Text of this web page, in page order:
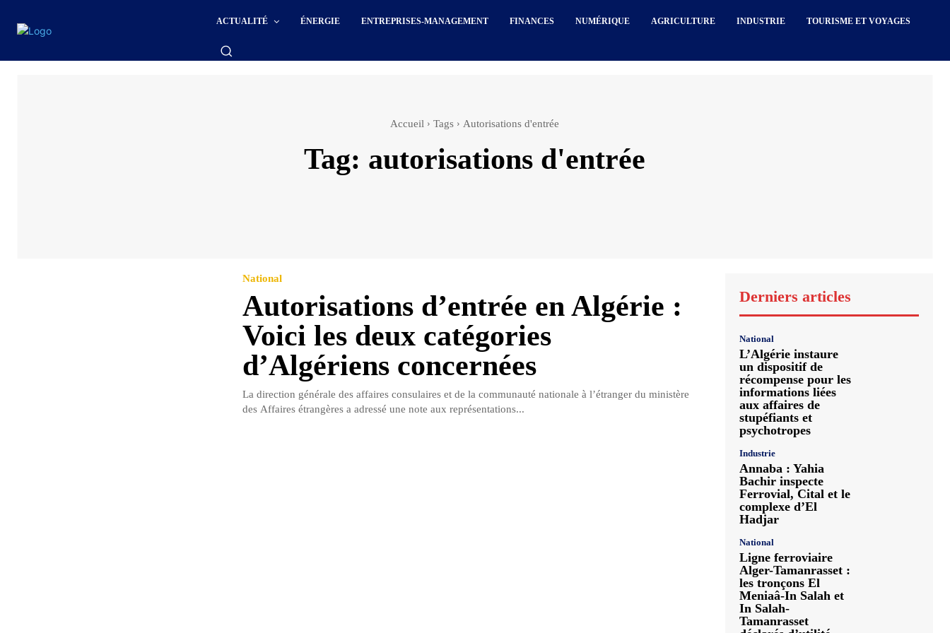
ACTUALITÉ ÉNERGIE ENTREPRISES-MANAGEMENT FINANCES NUMÉRIQUE AGRICULTURE INDUSTRIE TOURISME ET VOYAGES
Accueil Tags Autorisations d'entrée
Tag: autorisations d'entrée
National
Autorisations d’entrée en Algérie :
Voici les deux catégories
d’Algériens concernées
La direction générale des affaires consulaires et de la communauté nationale à l’étranger du ministère
des Affaires étrangères a adressé une note aux représentations...
Derniers articles
National
L’Algérie instaure
un dispositif de
récompense pour les
informations liées
aux affaires de
stupéfiants et
psychotropes
Industrie
Annaba : Yahia
Bachir inspecte
Ferrovial, Cital et le
complexe d’El
Hadjar
National
Ligne ferroviaire
Alger-Tamanrasset :
les tronçons El
Meniaâ-In Salah et
In Salah-
Tamanrasset